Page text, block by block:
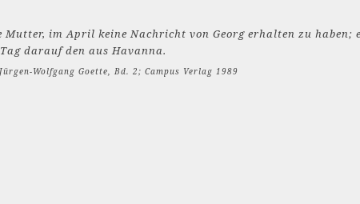
im April keine Nachricht von Georg erhalten zu haben;
darauf den aus Havanna.
Wolfgang Goette, Bd. 2; Campus Verlag 1989